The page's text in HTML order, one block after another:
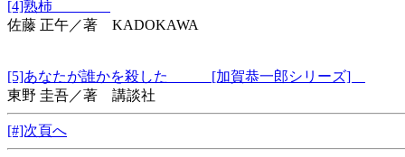
[4]熟柿
佐藤 正午／著 KADOKAWA
[5]あなたが誰かを殺した [加賀恭一郎シリーズ]
東野 圭吾／著 講談社
[#]次頁へ